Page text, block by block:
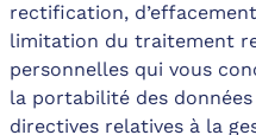
rectification,
limitation du traitement
personnelles qui vous
la portabilité des
directives relatives à la